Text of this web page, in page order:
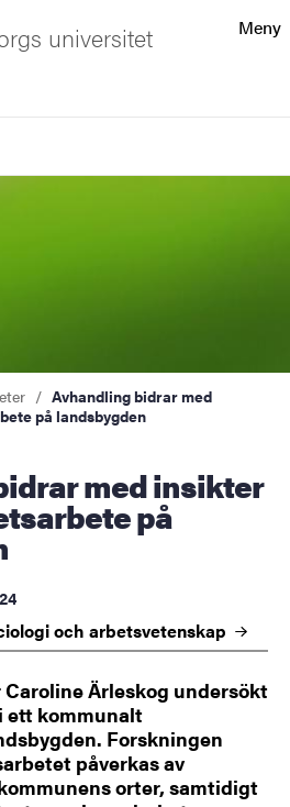
Meny
universitet
Avhandling bidrar med
på landsbygden
på
och arbetsvetenskap
Ärleskog undersökt
ett kommunalt
Forskningen
påverkas av
orter, samtidigt